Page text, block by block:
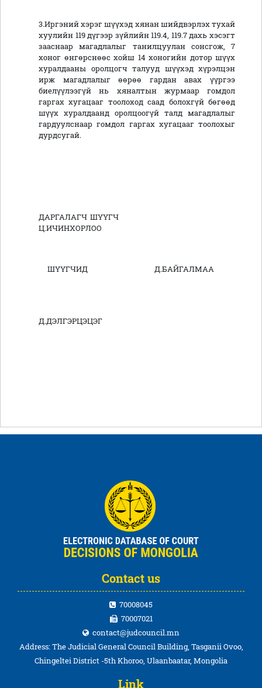
3.Иргэний хэрэг шүүхэд хянан шийдвэрлэх тухай
хуулийн 119 дүгээр зүйлийн 119.4, 119.7 дахь хэсэгт
зааснаар магадлалыг танилцуулан сонсгож, 7
хоног өнгөрснөөс хойш 14 хоногийн дотор шүүх
хуралдааны оролцогч талууд шүүхэд хүрэлцэн
ирж магадлалыг өөрөө гардан авах үүргээ
биелүүлээгүй нь хяналтын журмаар гомдол
гаргах хугацааг тоолоход саад болохгүй бөгөөд
шүүх хуралдаанд оролцоогүй талд магадлалыг
гардуулснаар гомдол гаргах хугацааг тоолохыг
дурдсугай.
ДАРГАЛАГЧ ШҮҮГЧ
Ц.ИЧИНХОРЛОО
ШҮҮГЧИД Д.БАЙГАЛМАА
Д.ДЭЛГЭРЦЭЦЭГ
Contact us
70008045
70007021
contact@judcouncil.mn
Address: The Judicial General Council Building, Tasganii Ovoo,
Chingeltei District -5th Khoroo, Ulaanbaatar, Mongolia
Link